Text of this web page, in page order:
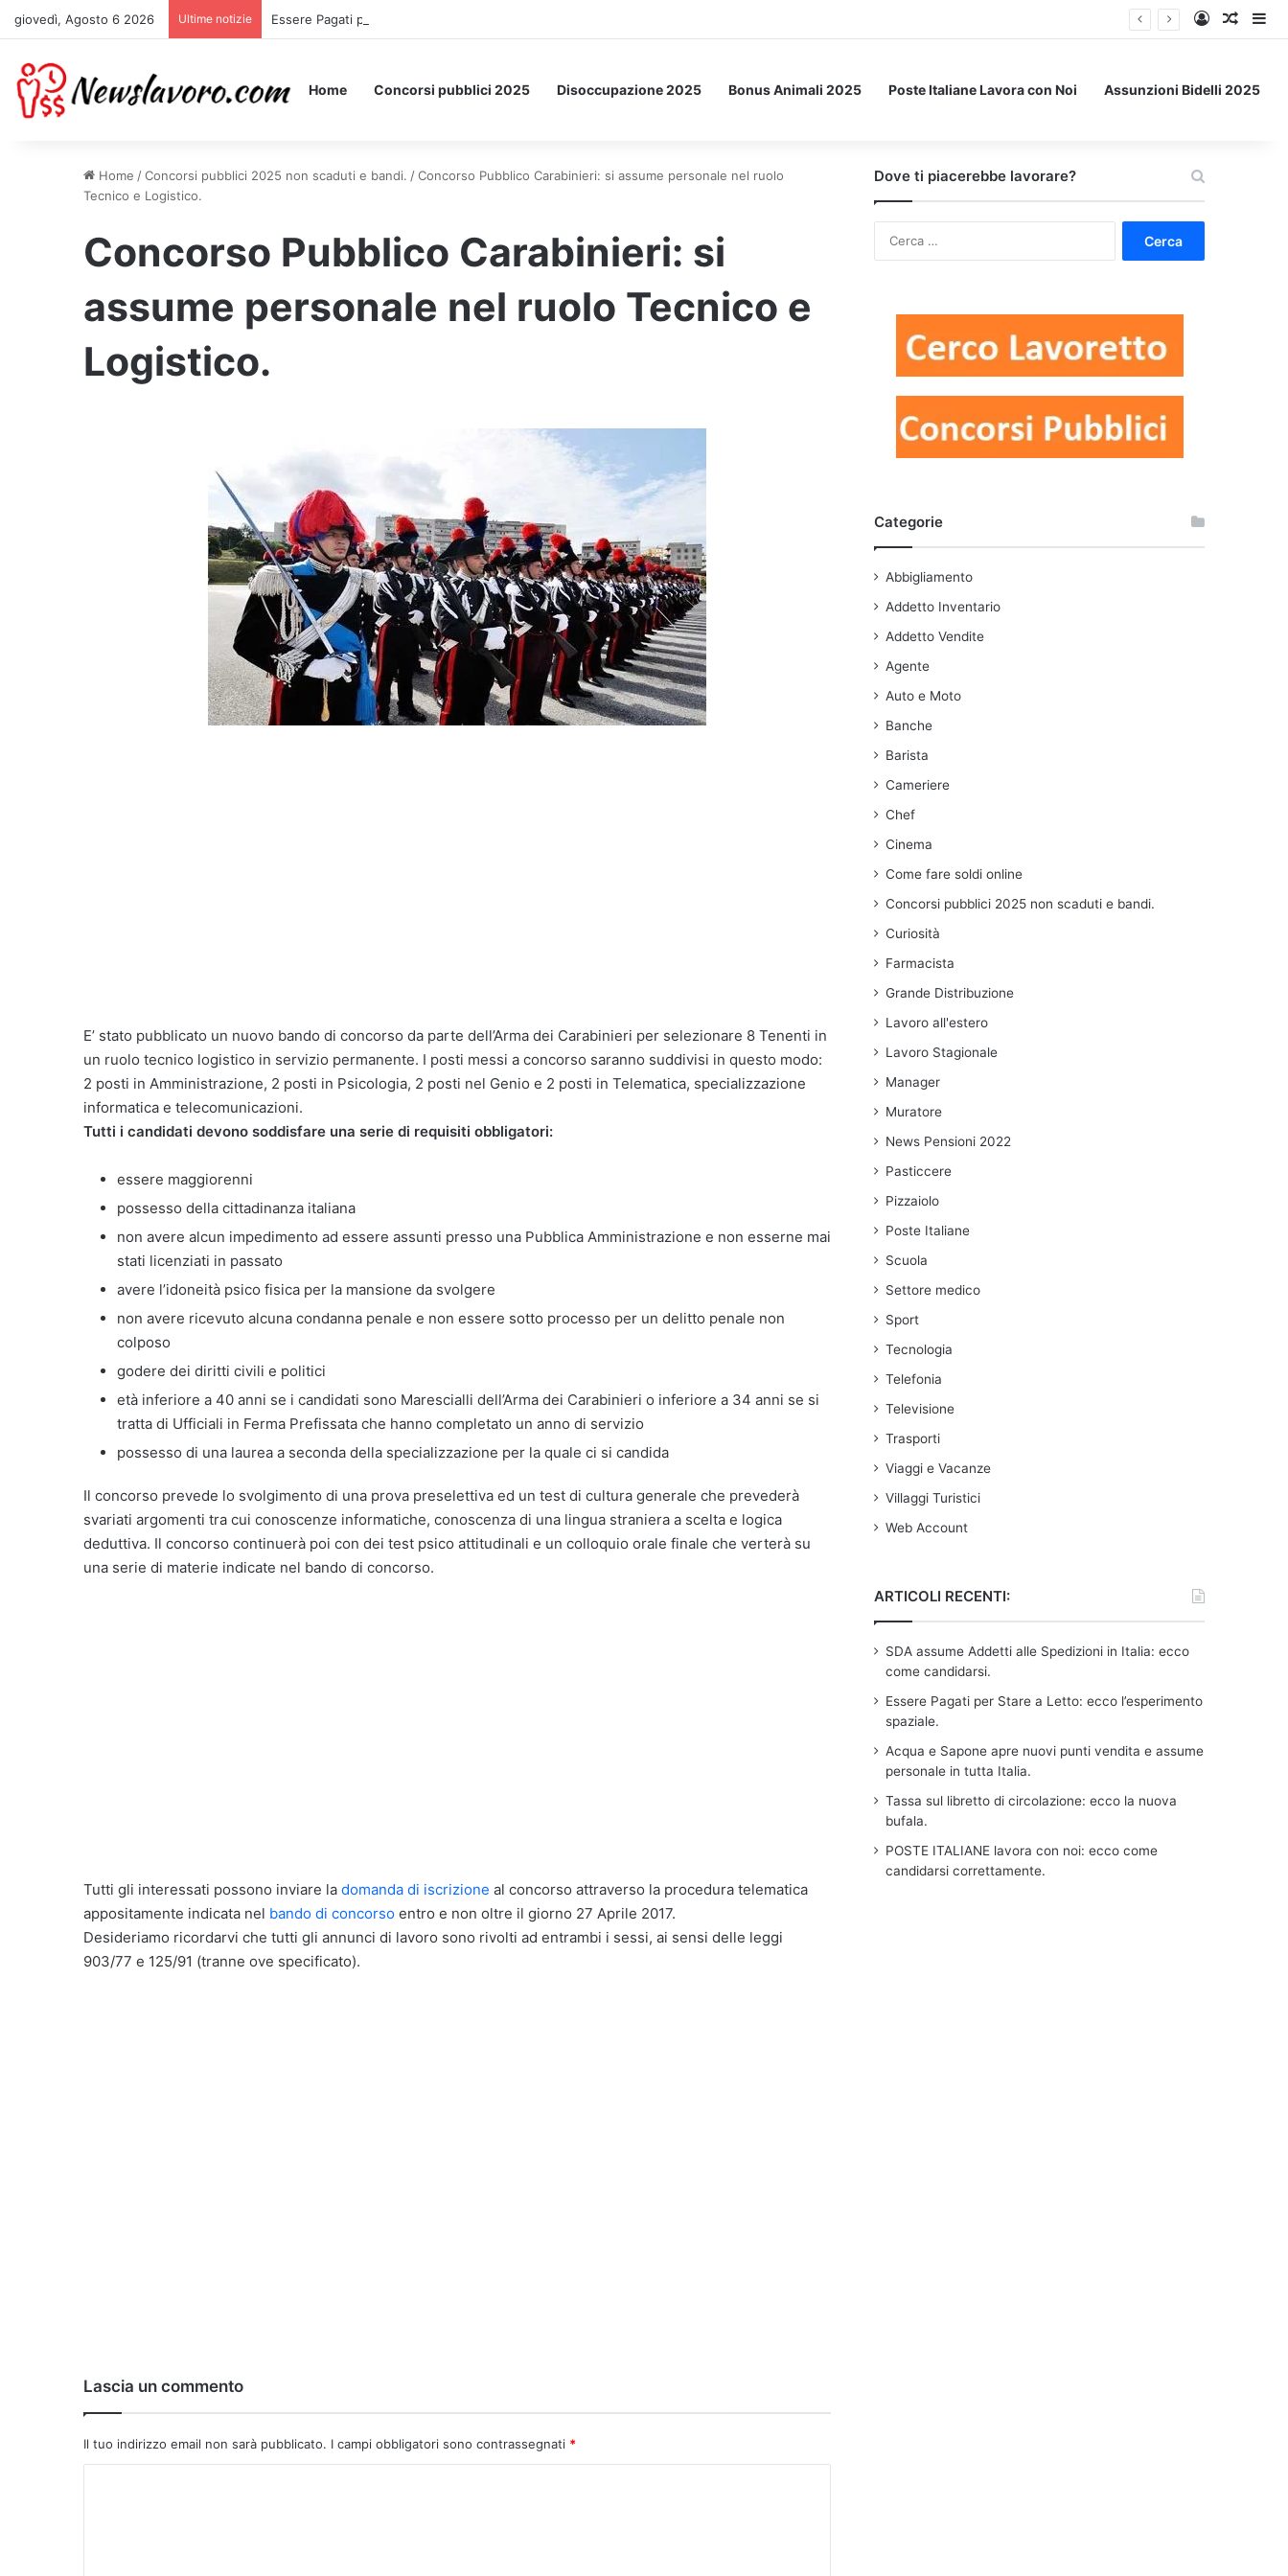
giovedì, Agosto 6 2026 Ultime notizie Essere Pagati per Stare a Letto: ecco l’esperimento spaziale. Accedi
Un
Home Concorsi pubblici 2025 Disoccupazione 2025 Bonus Animali 2025 Poste Italiane Lavora con Noi Assunzioni Bidelli 2025
Home /Concorsi pubblici 2025 non scaduti e bandi. /Concorso Pubblico Carabinieri: si assume personale nel ruolo
Tecnico e Logistico.
Concorso Pubblico Carabinieri: si
assume personale nel ruolo Tecnico e
Logistico.
E’ stato pubblicato un nuovo bando di concorso da parte dell’Arma dei Carabinieri per selezionare 8 Tenenti in
un ruolo tecnico logistico in servizio permanente. I posti messi a concorso saranno suddivisi in questo modo:
2 posti in Amministrazione, 2 posti in Psicologia, 2 posti nel Genio e 2 posti in Telematica, specializzazione
informatica e telecomunicazioni.
Tutti i candidati devono soddisfare una serie di requisiti obbligatori:
essere maggiorenni
possesso della cittadinanza italiana
non avere alcun impedimento ad essere assunti presso una Pubblica Amministrazione e non esserne mai
stati licenziati in passato
avere l’idoneità psico fisica per la mansione da svolgere
non avere ricevuto alcuna condanna penale e non essere sotto processo per un delitto penale non
colposo
godere dei diritti civili e politici
età inferiore a 40 anni se i candidati sono Marescialli dell’Arma dei Carabinieri o inferiore a 34 anni se si
tratta di Ufficiali in Ferma Prefissata che hanno completato un anno di servizio
possesso di una laurea a seconda della specializzazione per la quale ci si candida
Il concorso prevede lo svolgimento di una prova preselettiva ed un test di cultura generale che prevederà
svariati argomenti tra cui conoscenze informatiche, conoscenza di una lingua straniera a scelta e logica
deduttiva. Il concorso continuerà poi con dei test psico attitudinali e un colloquio orale finale che verterà su
una serie di materie indicate nel bando di concorso.
Tutti gli interessati possono inviare la domanda di iscrizione al concorso attraverso la procedura telematica
appositamente indicata nel bando di concorso entro e non oltre il giorno 27 Aprile 2017.
Desideriamo ricordarvi che tutti gli annunci di lavoro sono rivolti ad entrambi i sessi, ai sensi delle leggi
903/77 e 125/91 (tranne ove specificato).
Lascia un commento
Il tuo indirizzo email non sarà pubblicato. I campi obbligatori sono contrassegnati *
Dove ti piacerebbe lavorare?
Categorie
Abbigliamento
Addetto Inventario
Addetto Vendite
Agente
Auto e Moto
Banche
Barista
Cameriere
Chef
Cinema
Come fare soldi online
Concorsi pubblici 2025 non scaduti e bandi.
Curiosità
Farmacista
Grande Distribuzione
Lavoro all'estero
Lavoro Stagionale
Manager
Muratore
News Pensioni 2022
Pasticcere
Pizzaiolo
Poste Italiane
Scuola
Settore medico
Sport
Tecnologia
Telefonia
Televisione
Trasporti
Viaggi e Vacanze
Villaggi Turistici
Web Account
ARTICOLI RECENTI:
SDA assume Addetti alle Spedizioni in Italia: ecco
come candidarsi.
Essere Pagati per Stare a Letto: ecco l’esperimento
spaziale.
Acqua e Sapone apre nuovi punti vendita e assume
personale in tutta Italia.
Tassa sul libretto di circolazione: ecco la nuova
bufala.
POSTE ITALIANE lavora con noi: ecco come
candidarsi correttamente.